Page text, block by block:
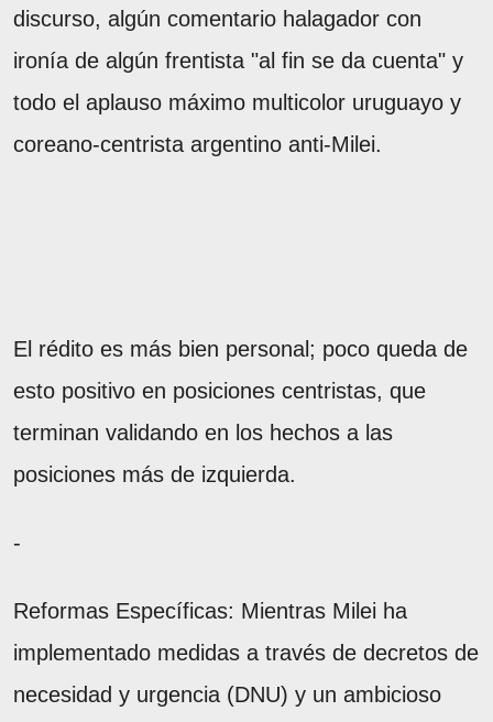
discurso, algún comentario halagador con
ironía de algún frentista "al fin se da cuenta" y
todo el aplauso máximo multicolor uruguayo y
coreano-centrista argentino anti-Milei.
El rédito es más bien personal; poco queda de
esto positivo en posiciones centristas, que
terminan validando en los hechos a las
posiciones más de izquierda.
-
Reformas Específicas: Mientras Milei ha
implementado medidas a través de decretos de
necesidad y urgencia (DNU) y un ambicioso